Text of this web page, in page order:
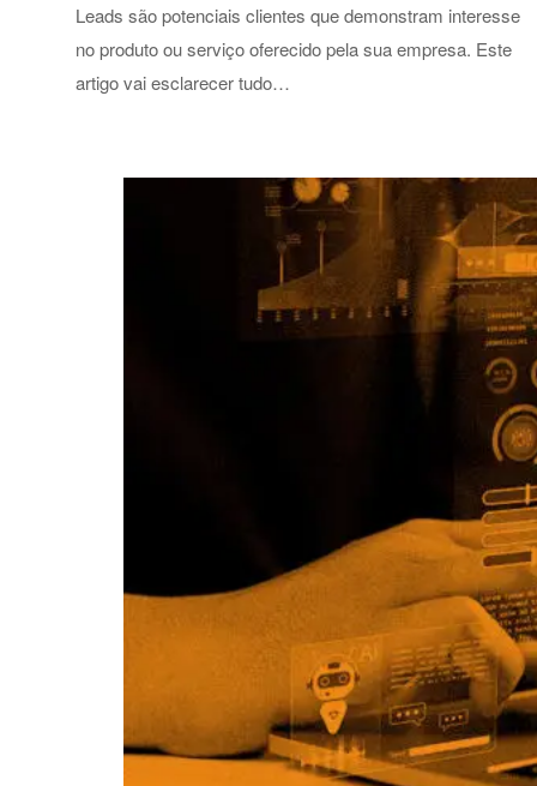
Leads são potenciais clientes que demonstram interesse
no produto ou serviço oferecido pela sua empresa. Este
artigo vai esclarecer tudo…